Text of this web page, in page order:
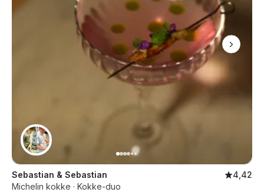
Sebastian & Sebastian
4,42
Michelin kokke · Kokke-duo